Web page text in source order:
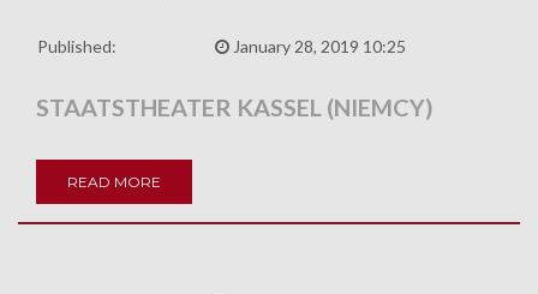
Published: January 28, 2019 10:25
STAATSTHEATER KASSEL (NIEMCY)
READ MORE